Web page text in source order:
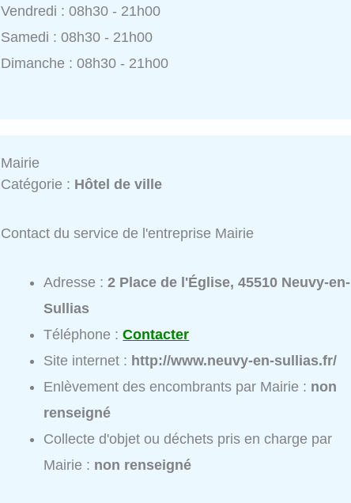
Vendredi : 08h30 - 21h00
Samedi : 08h30 - 21h00
Dimanche : 08h30 - 21h00
Mairie
Catégorie : Hôtel de ville
Contact du service de l'entreprise Mairie
Adresse :2 Place de l'Église, 45510 Neuvy-en-
Sullias
Téléphone :Contacter
Site internet : http://www.neuvy-en-sullias.fr/
Enlèvement des encombrants par Mairie : non
renseigné
Collecte d'objet ou déchets pris en charge par
Mairie : non renseigné